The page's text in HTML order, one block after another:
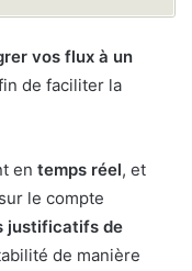
vos flux à un
de faciliter la
en temps réel, et
le compte
justificatifs de
de manière